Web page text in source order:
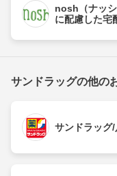
nosh（ナッ
に配慮した宅
サンドラッグの他の
サンドラッグ